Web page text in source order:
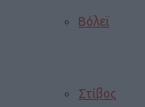
Βόλεϊ
Στίβος